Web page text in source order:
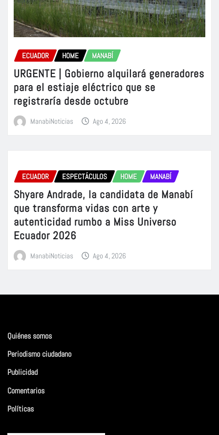
ECUADOR HOME MANABÍ
URGENTE | Gobierno alquilará generadores
para el estiaje eléctrico que se
registraría desde octubre
ManabiNoticias Ago 4, 2026
ECUADOR ESPECTÁCULOS HOME MANABÍ
Shyare Andrade, la candidata de Manabí
que transforma vidas con arte y
autenticidad rumbo a Miss Universo
Ecuador 2026
ManabiNoticias Ago 4, 2026
Quiénes somos
Periodismo ciudadano
Publicidad
Comentarios
Políticas